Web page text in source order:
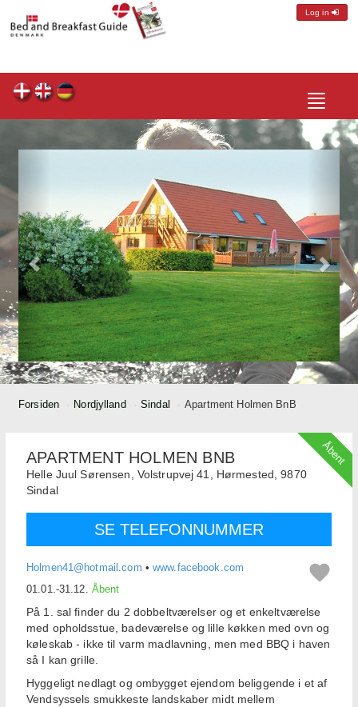
Log in
Toggle
Forsiden Nordjylland Sindal Apartment Holmen BnB
Åbent
APARTMENT HOLMEN BNB
Helle Juul Sørensen, Volstrupvej 41, Hørmested, 9870
Sindal
SE TELEFONNUMMER
Holmen41@hotmail.com •www.facebook.com
01.01.-31.12. Åbent
På 1. sal finder du 2 dobbeltværelser og et enkeltværelse
med opholdsstue, badeværelse og lille køkken med ovn og
køleskab - ikke til varm madlavning, men med BBQ i haven
så I kan grille.
Hyggeligt nedlagt og ombygget ejendom beliggende i et af
Vendsyssels smukkeste landskaber midt mellem